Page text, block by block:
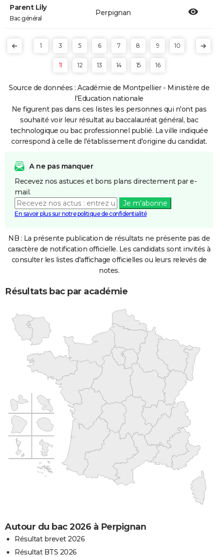
Parent Lily
Bac général
Perpignan
1 3 5 6 7 8 9 10
11 12 13 14 15 16
Source de données : Académie de Montpellier - Ministère de
l'Education nationale
Ne figurent pas dans ces listes les personnes qui n'ont pas
souhaité voir leur résultat au baccalauréat général, bac
technologique ou bac professionnel publié. La ville indiquée
correspond à celle de l'établissement d'origine du candidat.
A ne pas manquer
Recevez nos astuces et bons plans directement par e-
mail.
Je m'abonne
En savoir plus sur notre politique de confidentialité
NB : La présente publication de résultats ne présente pas de
caractère de notification officielle. Les candidats sont invités à
consulter les listes d'affichage officielles ou leurs relevés de
notes.
Résultats bac par académie
Autour du bac 2026 à Perpignan
Résultat brevet 2026
Résultat BTS 2026